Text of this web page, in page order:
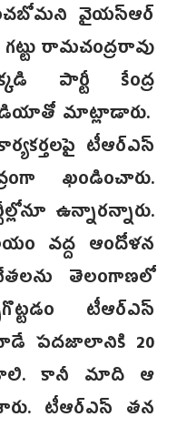
వైయస్ఆర్
రామచంద్రరావు
పార్టీ కేంద్ర
మాట్లాడారు.
టీఆర్‌ఎస్
ఖండించారు.
ఉన్నారన్నారు.
వద్ద ఆందోళన
తెలంగాణలో
టీఆర్‌ఎస్‌
పదజాలానికి 20
కానీ మాది ఆ
టీఆర్‌ఎస్ తన